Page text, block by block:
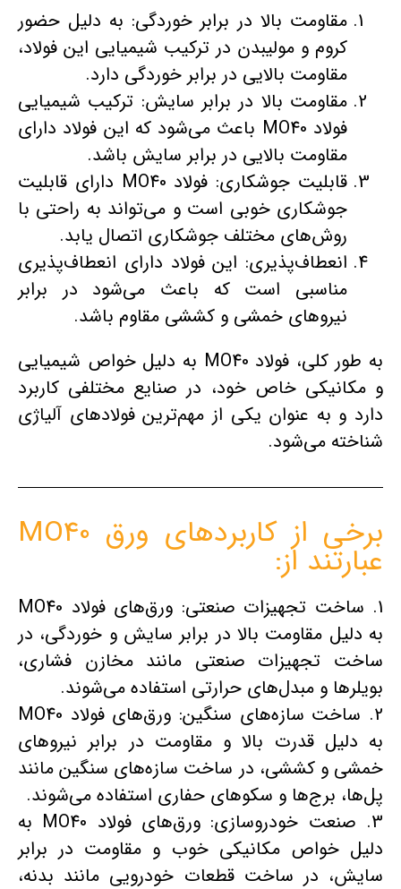
مقاومت بالا در برابر خوردگی: به دلیل حضور
کروم و مولیبدن در ترکیب شیمیایی این فولاد،
مقاومت بالایی در برابر خوردگی دارد.
مقاومت بالا در برابر سایش: ترکیب شیمیایی
فولاد MO40 باعث می‌شود که این فولاد دارای
مقاومت بالایی در برابر سایش باشد.
قابلیت جوشکاری: فولاد MO40 دارای قابلیت
جوشکاری خوبی است و می‌تواند به راحتی با
روش‌های مختلف جوشکاری اتصال یابد.
انعطاف‌پذیری: این فولاد دارای انعطاف‌پذیری
مناسبی است که باعث می‌شود در برابر
نیروهای خمشی و کششی مقاوم باشد.
به طور کلی، فولاد MO40 به دلیل خواص شیمیایی
و مکانیکی خاص خود، در صنایع مختلفی کاربرد
دارد و به عنوان یکی از مهم‌ترین فولادهای آلیاژی
شناخته می‌شود.
برخی از کاربردهای ورق MO40
عبارتند از:
1. ساخت تجهیزات صنعتی: ورق‌های فولاد MO40
به دلیل مقاومت بالا در برابر سایش و خوردگی، در
ساخت تجهیزات صنعتی مانند مخازن فشاری،
بویلرها و مبدل‌های حرارتی استفاده می‌شوند.
2. ساخت سازه‌های سنگین: ورق‌های فولاد MO40
به دلیل قدرت بالا و مقاومت در برابر نیروهای
خمشی و کششی، در ساخت سازه‌های سنگین مانند
پل‌ها، برج‌ها و سکوهای حفاری استفاده می‌شوند.
3. صنعت خودروسازی: ورق‌های فولاد MO40 به
دلیل خواص مکانیکی خوب و مقاومت در برابر
سایش، در ساخت قطعات خودرویی مانند بدنه،